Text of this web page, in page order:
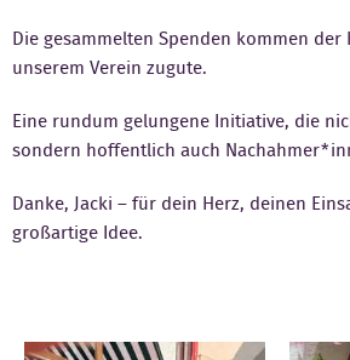
Die gesammelten Spenden kommen
unserem Verein zugute.
Eine rundum gelungene Initiative, die
sondern hoffentlich auch
Danke, Jacki – für dein Herz, deinen
großartige Idee.